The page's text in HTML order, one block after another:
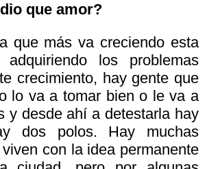
que amor?
que más va creciendo esta
los problemas
crecimiento, hay gente que
lo va a tomar bien o le va a
y desde ahí a detestarla hay
dos polos. Hay muchas
con la idea permanente